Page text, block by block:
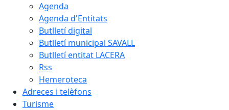
Agenda
Agenda d'Entitats
Butlletí digital
Butlletí municipal SAVALL
Butlletí entitat LACERA
Rss
Hemeroteca
Adreces i telèfons
Turisme